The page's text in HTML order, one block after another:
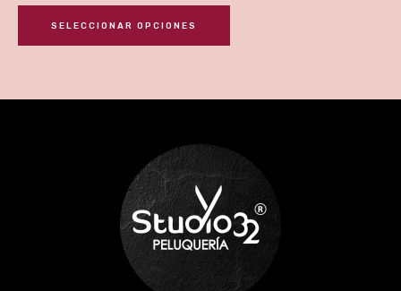
SELECCIONAR OPCIONES